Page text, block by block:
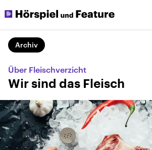
Archiv
Über Fleischverzicht
Wir sind das Fleisch